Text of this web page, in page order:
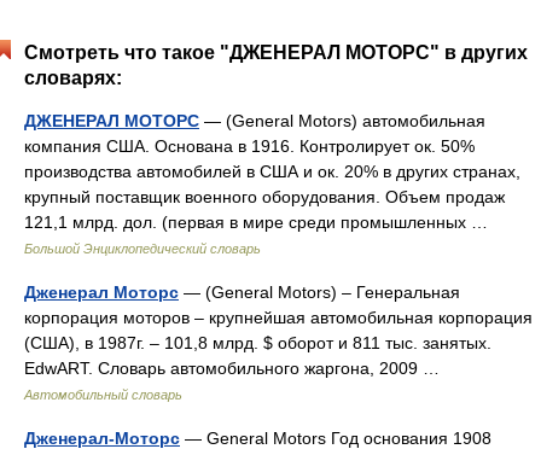
Смотреть что такое "ДЖЕНЕРАЛ МОТОРС" в других
словарях:
ДЖЕНЕРАЛ МОТОРС — (General Motors) автомобильная
компания США. Основана в 1916. Контролирует ок. 50%
производства автомобилей в США и ок. 20% в других странах,
крупный поставщик военного оборудования. Объем продаж
121,1 млрд. дол. (первая в мире среди промышленных …
Большой Энциклопедический словарь
Дженерал Моторс — (General Motors) – Генеральная
корпорация моторов – крупнейшая автомобильная корпорация
(США), в 1987г. – 101,8 млрд. $ оборот и 811 тыс. занятых.
EdwART. Словарь автомобильного жаргона, 2009 …
Автомобильный словарь
Дженерал-Моторс — General Motors Год основания 1908